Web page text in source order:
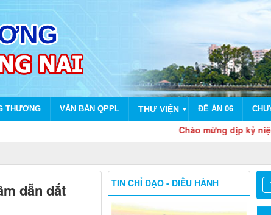
THƯƠNG VĂN BẢN QPPL THƯ VIỆN ▼ ĐỀ ÁN 06
Chào mừng dịp kỷ niệm 80
dẫn dắt
TIN CHỈ ĐẠO - ĐIỀU HÀNH